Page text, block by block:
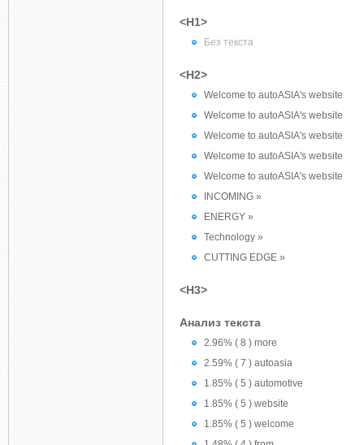
<H1>
Без текста
<H2>
Welcome to autoASIA's website
Welcome to autoASIA's website
Welcome to autoASIA's website
Welcome to autoASIA's website
Welcome to autoASIA's website
INCOMING »
ENERGY »
Technology »
CUTTING EDGE »
<H3>
Анализ текста
2.96% ( 8 ) more
2.59% ( 7 ) autoasia
1.85% ( 5 ) automotive
1.85% ( 5 ) website
1.85% ( 5 ) welcome